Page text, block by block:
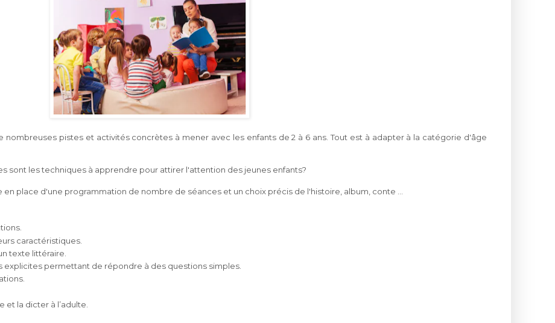
pistes et activités concrètes à mener avec les enfants de 2 à 6 ans. Tout est à adapter à la catégorie d'âge
sont les techniques à apprendre pour attirer l'attention des jeunes enfants?
place d'une programmation de nombre de séances et un choix précis de l'histoire, album, conte ...
caractéristiques.
texte littéraire.
explicites permettant de répondre à des questions simples.
et la dicter à l’adulte.